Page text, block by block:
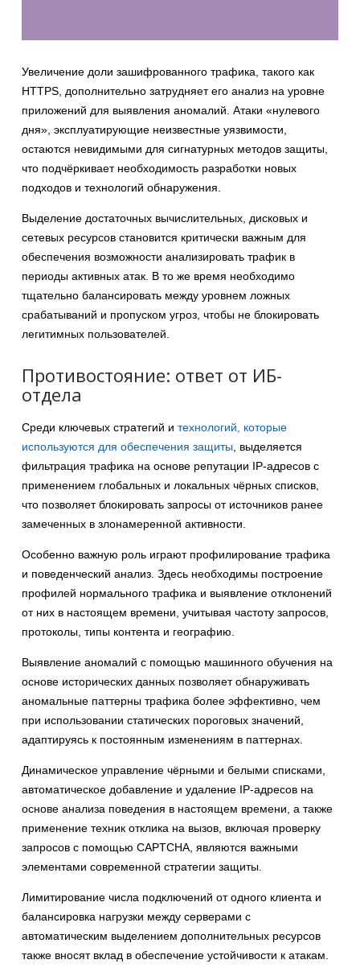
Увеличение доли зашифрованного трафика, такого как
HTTPS, дополнительно затрудняет его анализ на уровне
приложений для выявления аномалий. Атаки «нулевого
дня», эксплуатирующие неизвестные уязвимости,
остаются невидимыми для сигнатурных методов защиты,
что подчёркивает необходимость разработки новых
подходов и технологий обнаружения.
Выделение достаточных вычислительных, дисковых и
сетевых ресурсов становится критически важным для
обеспечения возможности анализировать трафик в
периоды активных атак. В то же время необходимо
тщательно балансировать между уровнем ложных
срабатываний и пропуском угроз, чтобы не блокировать
легитимных пользователей.
Противостояние: ответ от ИБ-
отдела
Среди ключевых стратегий и технологий, которые
используются для обеспечения защиты, выделяется
фильтрация трафика на основе репутации IP-адресов с
применением глобальных и локальных чёрных списков,
что позволяет блокировать запросы от источников ранее
замеченных в злонамеренной активности.
Особенно важную роль играют профилирование трафика
и поведенческий анализ. Здесь необходимы построение
профилей нормального трафика и выявление отклонений
от них в настоящем времени, учитывая частоту запросов,
протоколы, типы контента и географию.
Выявление аномалий с помощью машинного обучения на
основе исторических данных позволяет обнаруживать
аномальные паттерны трафика более эффективно, чем
при использовании статических пороговых значений,
адаптируясь к постоянным изменениям в паттернах.
Динамическое управление чёрными и белыми списками,
автоматическое добавление и удаление IP-адресов на
основе анализа поведения в настоящем времени, а также
применение техник отклика на вызов, включая проверку
запросов с помощью CAPTCHA, являются важными
элементами современной стратегии защиты.
Лимитирование числа подключений от одного клиента и
балансировка нагрузки между серверами с
автоматическим выделением дополнительных ресурсов
также вносят вклад в обеспечение устойчивости к атакам.